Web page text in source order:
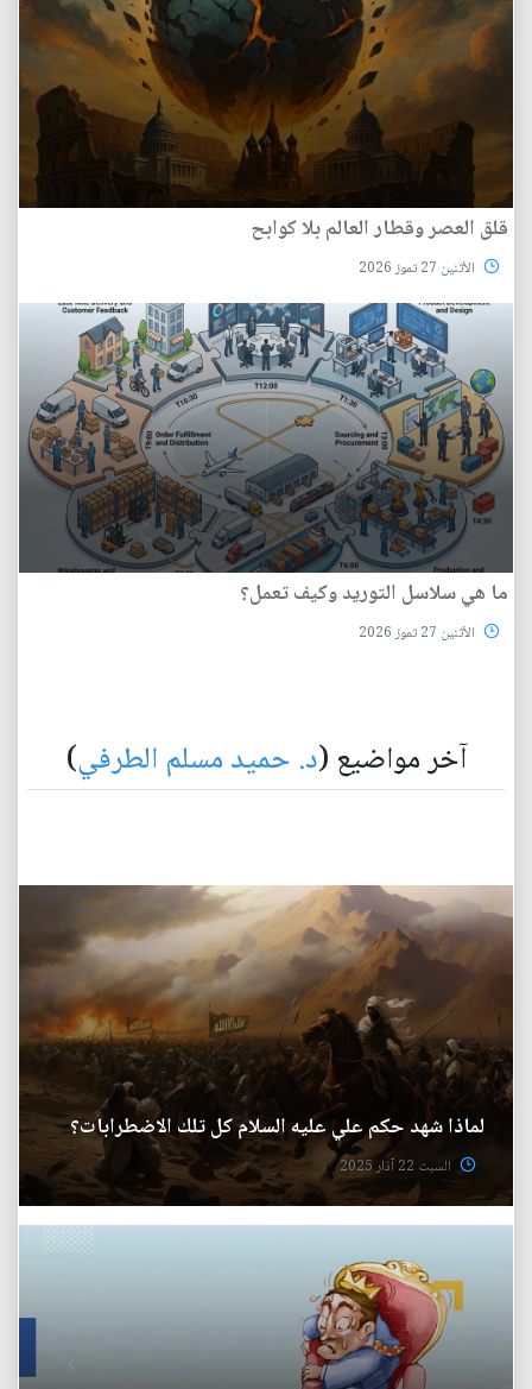
قلق العصر وقطار العالم بلا كوابح
الأثنين 27 تموز 2026
ما هي سلاسل التوريد وكيف تعمل؟
الأثنين 27 تموز 2026
آخر مواضيع (د. حميد مسلم الطرفي)
لماذا شهد حكم علي عليه السلام كل تلك الاضطرابات؟
السبت 22 آذار 2025